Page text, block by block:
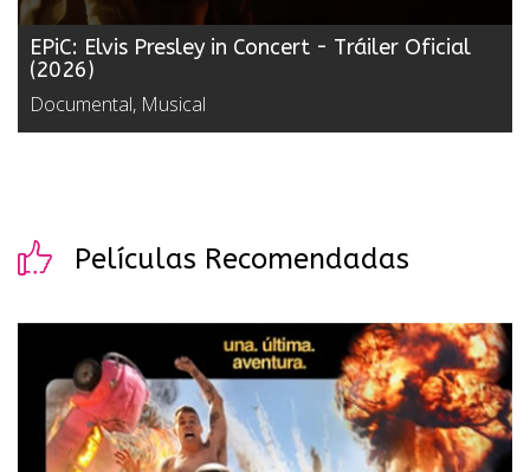
EPiC: Elvis Presley in Concert - Tráiler Oficial
(2026)
Documental, Musical
Películas Recomendadas